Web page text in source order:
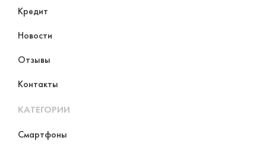
Кредит
Новости
Отзывы
Контакты
КАТЕГОРИИ
Смартфоны